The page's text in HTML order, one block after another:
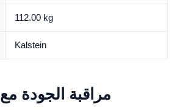
112.00 kg
Kalstein